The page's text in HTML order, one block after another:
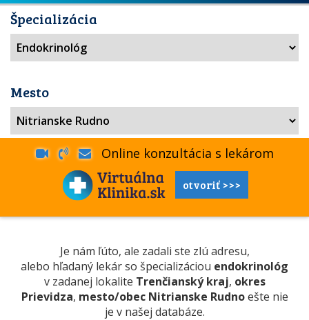
Špecializácia
Mesto
Online konzultácia s lekárom
otvoriť >>>
Je nám ľúto, ale zadali ste zlú adresu,
alebo hľadaný lekár so špecializáciou endokrinológ
v zadanej lokalite Trenčianský kraj, okres
Prievidza, mesto/obec Nitrianske Rudnoešte nie
je v našej databáze.